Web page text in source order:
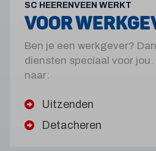
SC HEERENVEEN WERKT
VOOR
Ben je een werkgever?
diensten speciaal voor jou.
naar:
Uitzenden
Detacheren